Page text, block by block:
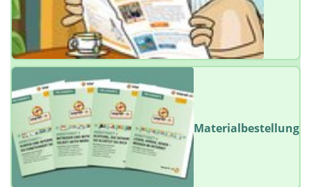
Materialbestellung